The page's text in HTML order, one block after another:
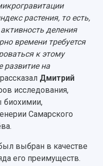
растения, то есть,
деления
времени требуется
к этому
развитие на
Дмитрий
исследования,
биохимии,
Самарского
выбран в качестве
его преимуществ.